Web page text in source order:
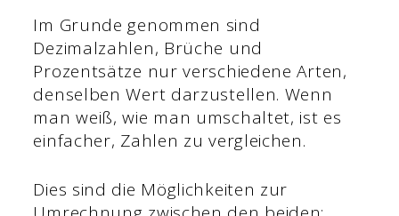
Im Grunde genommen sind
Dezimalzahlen, Brüche und
Prozentsätze nur verschiedene Arten,
denselben Wert darzustellen. Wenn
man weiß, wie man umschaltet, ist es
einfacher, Zahlen zu vergleichen.
Dies sind die Möglichkeiten zur